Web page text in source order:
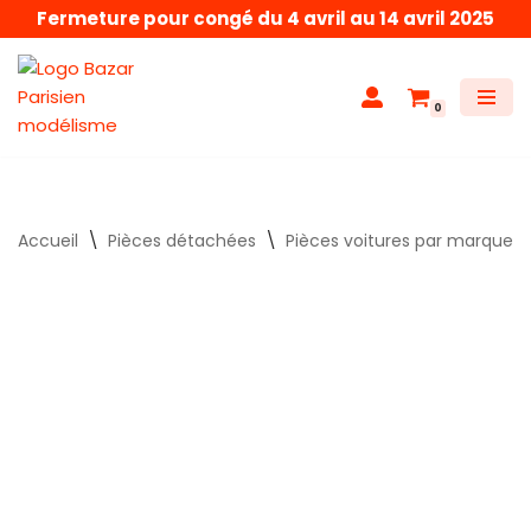
Aller
au
contenu
Fermeture pour congé du 4 avril au 14 avril 2025
0
Accueil \ Pièces détachées \ Pièces voitures par marque